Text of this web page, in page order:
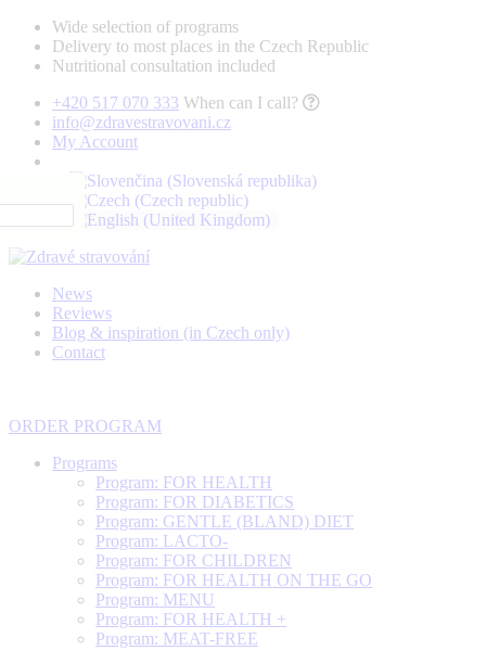
Wide selection of programs
Delivery to most places in the Czech Republic
Nutritional consultation included
+420 517 070 333 When can I call?
info@zdravestravovani.cz
My Account
News
Reviews
Blog & inspiration (in Czech only)
Contact
ORDER PROGRAM
Programs
Program: FOR HEALTH
Program: FOR DIABETICS
Program: GENTLE (BLAND) DIET
Program: LACTO-
Program: FOR CHILDREN
Program: FOR HEALTH ON THE GO
Program: MENU
Program: FOR HEALTH +
Program: MEAT-FREE